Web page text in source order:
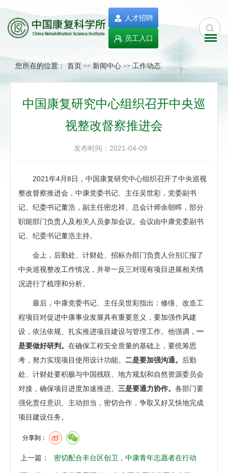
人才招聘
员工入口
您所在的位置： 首页 >> 新闻中心 >> 工作动态
中国康复研究中心组织召开中央巡
视整改督察推进会
发布时间：2021-04-09
2021年4月8日，中国康复研究中心组织召开了中央巡视
整改督察推进会，中康党委书记、主任吴世彩，党委副书
记、纪委书记董浩，副主任密忠祥、总会计师余朝晖，部分
职能部门负责人及相关人员参加会议。会议由中康党委副书
记、纪委书记董浩主持。
会上，后勤处、计财处、招标办部门负责人分别汇报了
中央巡视整改工作情况，并举一反三对现有项目进展相关情
况进行了梳理和分析。
最后，中康党委书记、主任吴世彩指出：修缮、改造工
程项目对促进中康事业发展具有重要意义，要加强作风建
设，依法依规、扎实推进项目建设与管理工作。他强调， 一
是要做好研判。 在确保工程安全质量的基础上，要统筹思
考，努力实现项目使用设计功能。 二是要加强沟通。
后勤
处、计财处要积极与中国残联、地方规划和自然资源委员会
对接，确保项目进度加速推进。 三是要通力协作。 各部门要
强化责任意识、主动担当，密切合作，争取又好又快地完成
项目建设任务。
分享到：
上一篇： 密切配合丰台区创卫，中康青年志愿者在行动